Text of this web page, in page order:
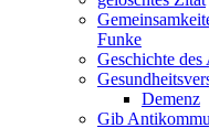
Funke
Geschichte
Demenz
Gib